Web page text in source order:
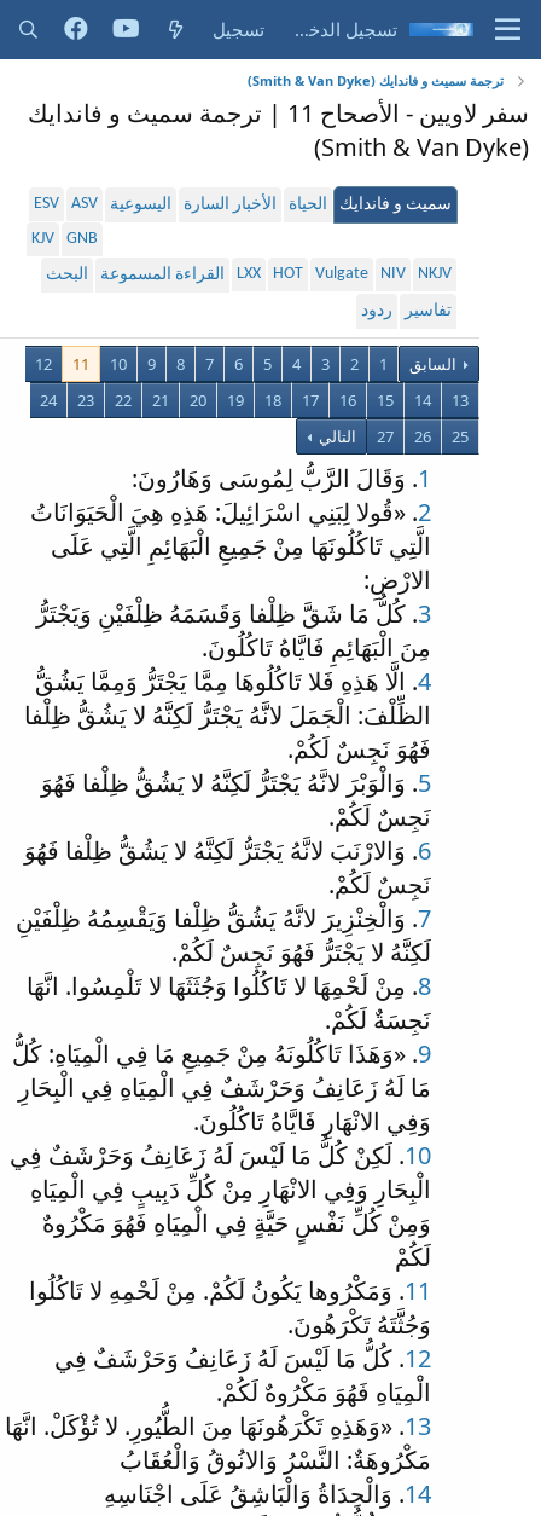
تسجيل الدخول تسجيل
ترجمة سميث و فاندايك (Smith & Van Dyke)
سفر لاويين - الأصحاح 11 | ترجمة سميث و فاندايك
(Smith & Van Dyke)
سميث و فاندايك الحياة الأخبار السارة اليسوعية ASV
ESV
GNB
KJV
NKJV
NIV
Vulgate
HOT
LXX القراءة المسموعة
البحث
تفاسير
ردود
السابق 1
2
3
4
5
6
7
8
9
10
11
12
13
14
15
16
17
18
19
20
21
22
23
24
25
26
27 التالي
1. وَقَالَ الرَّبُّ لِمُوسَى وَهَارُونَ:
2. «قُولا لِبَنِي اسْرَائِيلَ: هَذِهِ هِيَ الْحَيَوَانَاتُ
الَّتِي تَاكُلُونَهَا مِنْ جَمِيعِ الْبَهَائِمِ الَّتِي عَلَى
الارْضِ:
3. كُلُّ مَا شَقَّ ظِلْفا وَقَسَمَهُ ظِلْفَيْنِ وَيَجْتَرُّ
مِنَ الْبَهَائِمِ فَايَّاهُ تَاكُلُونَ.
4. الَّا هَذِهِ فَلا تَاكُلُوهَا مِمَّا يَجْتَرُّ وَمِمَّا يَشُقُّ
الظِّلْفَ: الْجَمَلَ لانَّهُ يَجْتَرُّ لَكِنَّهُ لا يَشُقُّ ظِلْفا
فَهُوَ نَجِسٌ لَكُمْ.
5. وَالْوَبْرَ لانَّهُ يَجْتَرُّ لَكِنَّهُ لا يَشُقُّ ظِلْفا فَهُوَ
نَجِسٌ لَكُمْ.
6. وَالارْنَبَ لانَّهُ يَجْتَرُّ لَكِنَّهُ لا يَشُقُّ ظِلْفا فَهُوَ
نَجِسٌ لَكُمْ.
7. وَالْخِنْزِيرَ لانَّهُ يَشُقُّ ظِلْفا وَيَقْسِمُهُ ظِلْفَيْنِ
لَكِنَّهُ لا يَجْتَرُّ فَهُوَ نَجِسٌ لَكُمْ.
8. مِنْ لَحْمِهَا لا تَاكُلُوا وَجُثَثَهَا لا تَلْمِسُوا. انَّهَا
نَجِسَةٌ لَكُمْ.
9. «وَهَذَا تَاكُلُونَهُ مِنْ جَمِيعِ مَا فِي الْمِيَاهِ: كُلُّ
مَا لَهُ زَعَانِفُ وَحَرْشَفٌ فِي الْمِيَاهِ فِي الْبِحَارِ
وَفِي الانْهَارِ فَايَّاهُ تَاكُلُونَ.
10. لَكِنْ كُلُّ مَا لَيْسَ لَهُ زَعَانِفُ وَحَرْشَفٌ فِي
الْبِحَارِ وَفِي الانْهَارِ مِنْ كُلِّ دَبِيبٍ فِي الْمِيَاهِ
وَمِنْ كُلِّ نَفْسٍ حَيَّةٍ فِي الْمِيَاهِ فَهُوَ مَكْرُوهٌ
لَكُمْ
11. وَمَكْرُوها يَكُونُ لَكُمْ. مِنْ لَحْمِهِ لا تَاكُلُوا
وَجُثَّتَهُ تَكْرَهُونَ.
12. كُلُّ مَا لَيْسَ لَهُ زَعَانِفُ وَحَرْشَفٌ فِي
الْمِيَاهِ فَهُوَ مَكْرُوهٌ لَكُمْ.
13. «وَهَذِهِ تَكْرَهُونَهَا مِنَ الطُّيُورِ. لا تُؤْكَلْ. انَّهَا
مَكْرُوهَةٌ: النَّسْرُ وَالانُوقُ وَالْعُقَابُ
14. وَالْحِدَاةُ وَالْبَاشِقُ عَلَى اجْنَاسِهِ